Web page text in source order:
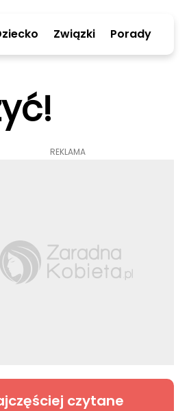
Związki Porady
REKLAMA
czytane